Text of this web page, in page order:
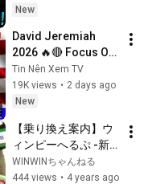
５円か選べ」と言っ
めた結果
New
David Jeremiah
2026 🔥🔴 Focus On
Pleasing God, Not
People 💥🔴 David
Jeremiah Sermons
Tin Nên Xem TV
19K views • 2 days ago
New
【乗り換え案内】ウ
ィンピーへるぷ -新
宿駅編- "JR～都営大
江戸線"
WINWINちゃんねる
444 views • 4 years ago